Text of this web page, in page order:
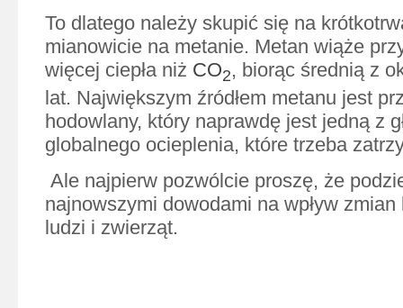
To dlatego należy skupić się na
mianowicie na metanie. Metan wiąże
więcej ciepła niż CO2, biorąc średnią z
lat. Największym źródłem metanu jest
hodowlany, który naprawdę jest jedną z
globalnego ocieplenia, które trzeba
Ale najpierw pozwólcie proszę, że
najnowszymi dowodami na wpływ
ludzi i zwierząt.